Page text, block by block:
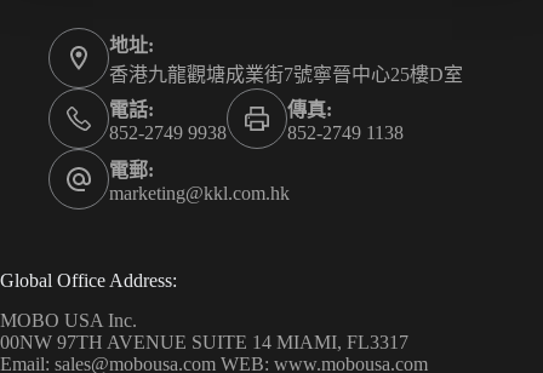
地址:
香港九龍觀塘成業街7號寧晉中心25樓D室
電話:
852-2749 9938
傳真:
852-2749 1138
電郵:
marketing@kkl.com.hk
Global Office Address:
MOBO USA Inc.
00NW 97TH AVENUE SUITE 14 MIAMI, FL3317
Email: sales@mobousa.com WEB: www.mobousa.com